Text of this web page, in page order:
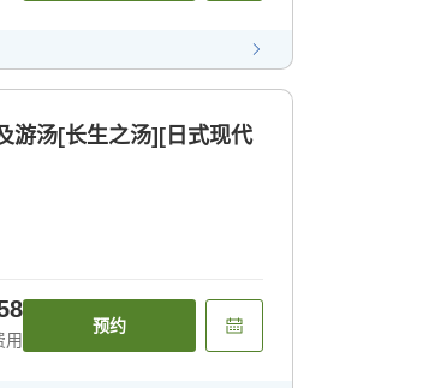
游汤[长生之汤][日式现代
用
预约